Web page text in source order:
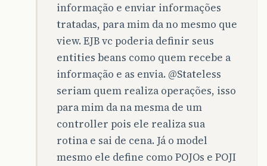
informação e enviar informações
tratadas, para mim da no mesmo que
view. EJB vc poderia definir seus
entities beans como quem recebe a
informação e as envia. @Stateless
seriam quem realiza operações, isso
para mim da na mesma de um
controller pois ele realiza sua
rotina e sai de cena. Já o model
mesmo ele define como POJOs e POJI